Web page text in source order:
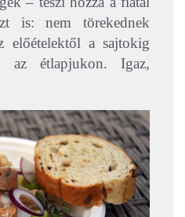
is: nem törekednek
előételektől a sajtokig
az étlapjukon. Igaz,